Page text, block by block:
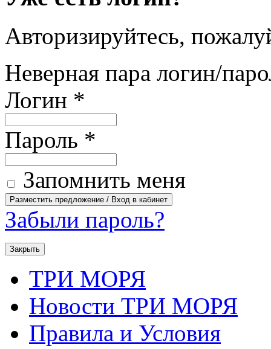
Авторизируйтесь,
Неверная пара логин/
Логин *
Пароль *
Запомнить меня
Забыли пароль?
Закрыть
ТРИ МОРЯ
Новости ТРИ МОРЯ
Правила и Условия